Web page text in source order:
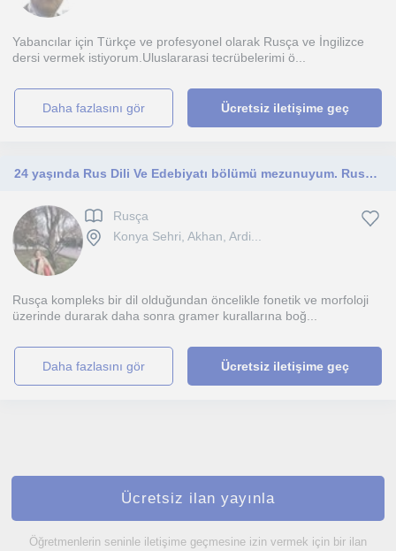
Yabancılar için Türkçe ve profesyonel olarak Rusça ve İngilizce
dersi vermek istiyorum.Uluslararasi tecrübelerimi ö...
daha fazlasını gör Ücretsiz iletişime geç
24 yaşında Rus Dili Ve Edebiyatı bölümü mezunuyum. Rusçaya ve Rusyaya tutkunum.
Rusça
Konya Sehri, Akhan, Ardi...
Rusça kompleks bir dil olduğundan öncelikle fonetik ve morfoloji
üzerinde durarak daha sonra gramer kurallarına boğ...
daha fazlasını gör Ücretsiz iletişime geç
Ücretsiz ilan yayınla
Öğretmenlerin seninle iletişime geçmesine izin vermek için bir ilan